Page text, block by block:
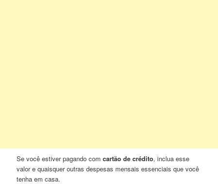
Se você estiver pagando comcartão de crédito, inclua esse
valor e quaisquer outras despesas mensais essenciais que você
tenha em casa.